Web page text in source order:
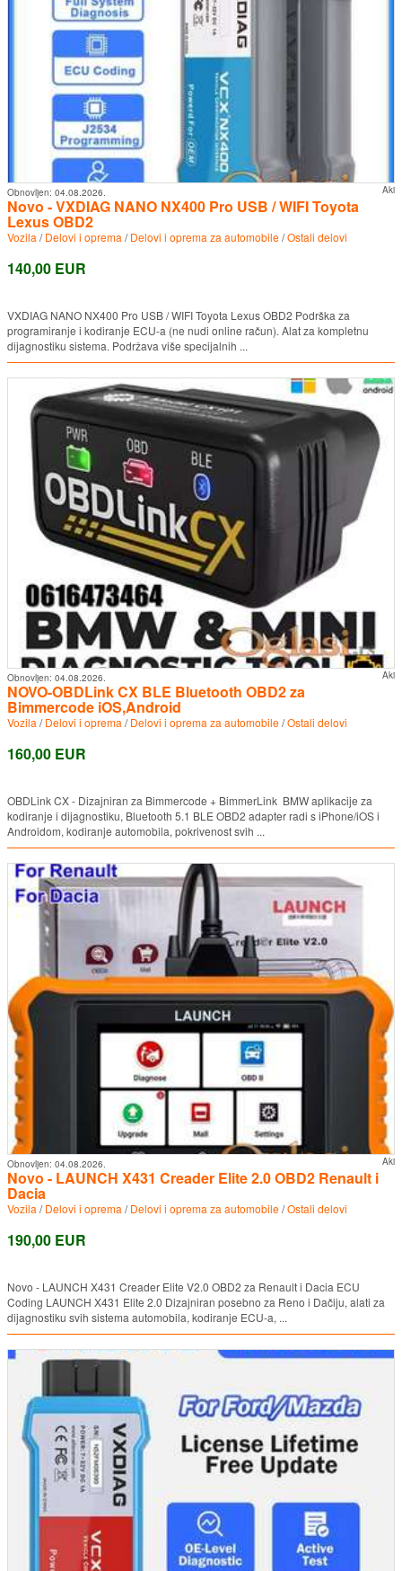
Aki
Obnovljen: 04.08.2026.
Novo - VXDIAG NANO NX400 Pro USB / WIFI Toyota
Lexus OBD2
Vozila /Delovi i oprema /Delovi i oprema za automobile/Ostali delovi
140,00 EUR
VXDIAG NANO NX400 Pro USB / WIFI Toyota Lexus OBD2 Podrška za
programiranje i kodiranje ECU-a (ne nudi online račun). Alat za kompletnu
dijagnostiku sistema. Podržava više specijalnih ...
Aki
Obnovljen: 04.08.2026.
NOVO-OBDLink CX BLE Bluetooth OBD2 za
Bimmercode iOS,Android
Vozila /Delovi i oprema /Delovi i oprema za automobile/Ostali delovi
160,00 EUR
OBDLink CX - Dizajniran za Bimmercode + BimmerLink BMW aplikacije za
kodiranje i dijagnostiku, Bluetooth 5.1 BLE OBD2 adapter radi s iPhone/iOS i
Androidom, kodiranje automobila, pokrivenost svih ...
Aki
Obnovljen: 04.08.2026.
Novo - LAUNCH X431 Creader Elite 2.0 OBD2 Renault i
Dacia
Vozila /Delovi i oprema /Delovi i oprema za automobile/Ostali delovi
190,00 EUR
Novo - LAUNCH X431 Creader Elite V2.0 OBD2 za Renault i Dacia ECU
Coding LAUNCH X431 Elite 2.0 Dizajniran posebno za Reno i Dačiju, alati za
dijagnostiku svih sistema automobila, kodiranje ECU-a, ...